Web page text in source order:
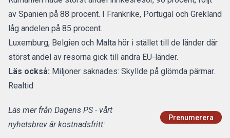
av Spanien på 88 procent. I Frankrike, Portugal och Grekland
låg andelen på 85 procent.
Luxemburg, Belgien och Malta hör i stället till de länder där
störst andel av resorna gick till andra EU-länder.
Läs också: Miljoner saknades: Skyllde på glömda pärmar.
Realtid
Läs mer från Dagens PS - vårt
nyhetsbrev är kostnadsfritt:
Prenumerera